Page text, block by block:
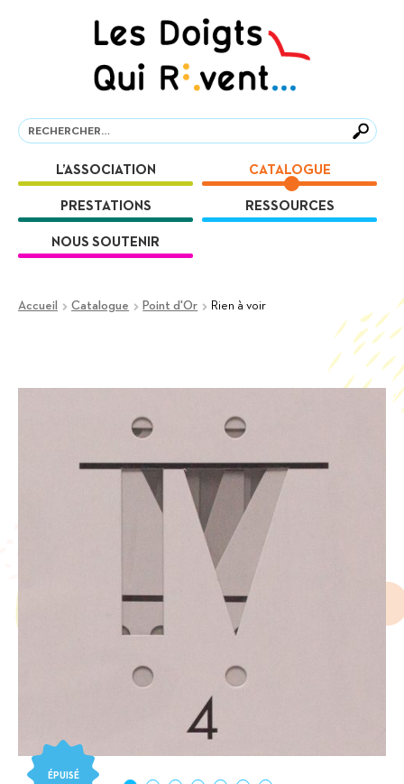
Recherche
Recherche
L’ASSOCIATION CATALOGUE
PRESTATIONS RESSOURCES
NOUS SOUTENIR
Accueil Catalogue Point d'Or Rien à voir
ÉPUISÉ